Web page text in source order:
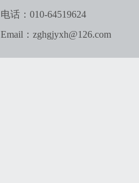
电话：010-64519624
Email：zghgjyxh@126.com